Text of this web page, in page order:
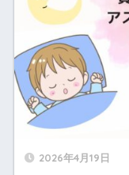
2026年4月19日